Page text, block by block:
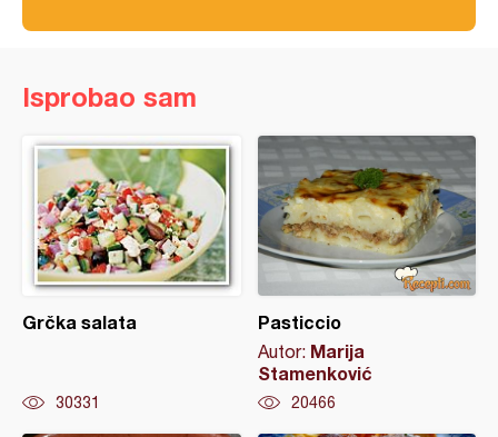
Isprobao sam
Grčka salata
30331
Pasticcio
Autor: Marija
Stamenković
20466